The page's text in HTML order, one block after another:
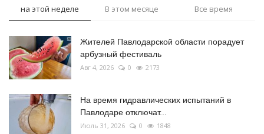
на этой неделе В этом месяце Все время
Жителей Павлодарской области порадует
арбузный фестиваль
Авг 4, 2026 0 2173
На время гидравлических испытаний в
Павлодаре отключат...
Июль 31, 2026 0 1848